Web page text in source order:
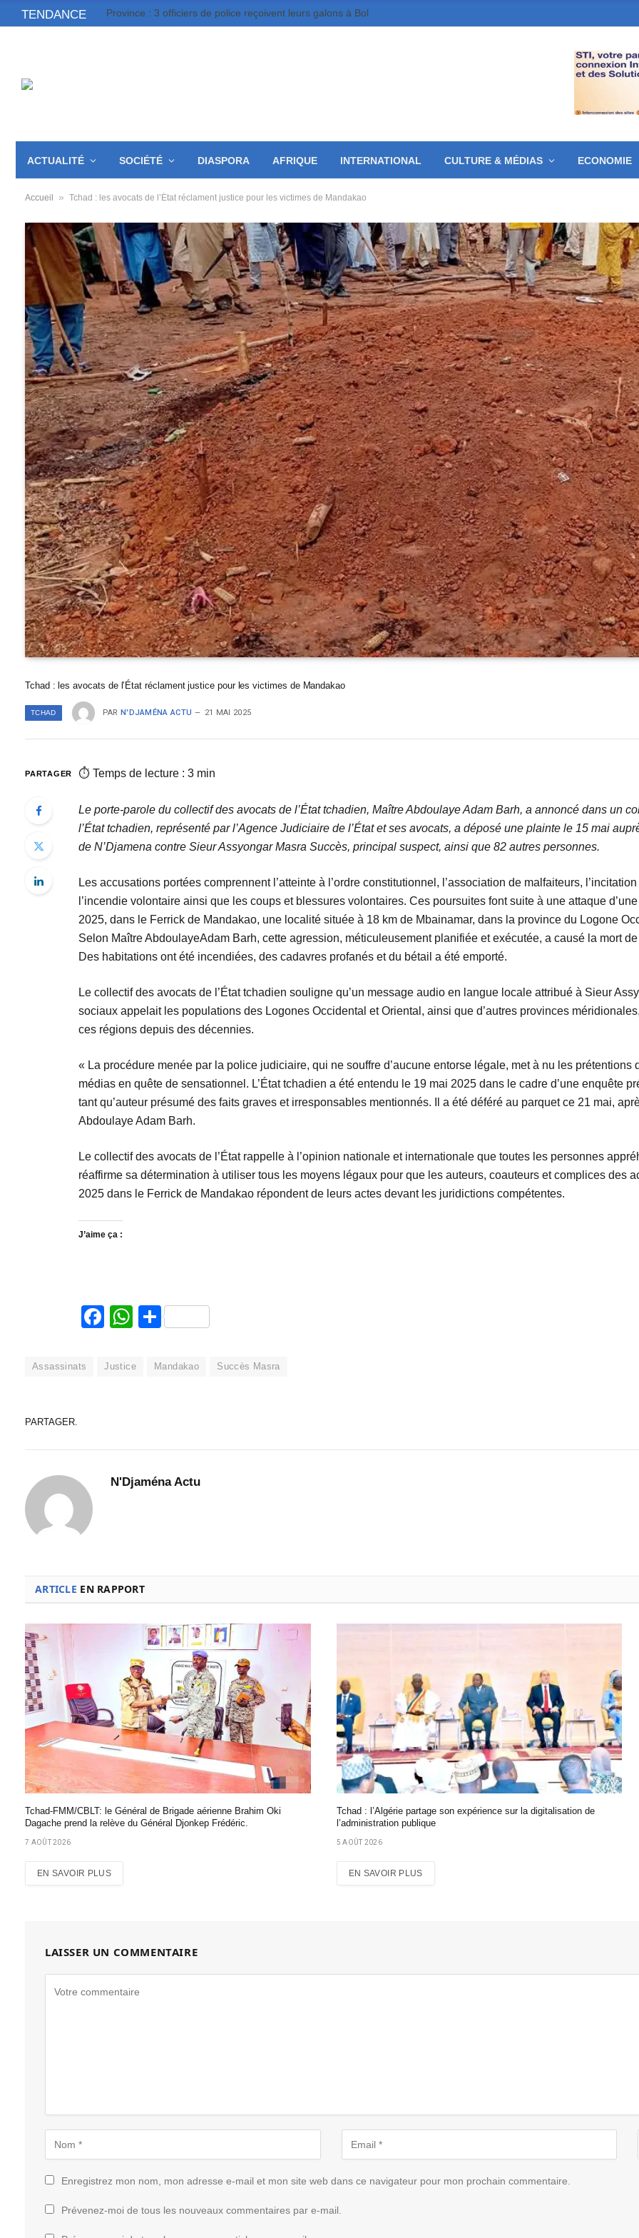
TENDANCE Province : 3 officiers de police reçoivent leurs galons à Bol
ACTUALITÉ SOCIÉTÉ DIASPORA AFRIQUE INTERNATIONAL CULTURE & MÉDIAS ECONOMIE
Accueil » Tchad : les avocats de l’État réclament justice pour les victimes de Mandakao
Tchad : les avocats de l’État réclament justice pour les victimes de Mandakao
TCHAD PAR N'DJAMÉNA ACTU 21 MAI 2025
PARTAGER ⏱ Temps de lecture : 3 min
Le porte-parole du collectif des avocats de l’État tchadien, Maître Abdoulaye Adam Barh, a annoncé dans un
l’État tchadien, représenté par l’Agence Judiciaire de l’État et ses avocats, a déposé une plainte le 15 mai
de N’Djamena contre Sieur Assyongar Masra Succès, principal suspect, ainsi que 82 autres personnes.
Les accusations portées comprennent l’atteinte à l’ordre constitutionnel, l’association de malfaiteurs,
l’incendie volontaire ainsi que les coups et blessures volontaires. Ces poursuites font suite à une attaque
2025, dans le Ferrick de Mandakao, une localité située à 18 km de Mbainamar, dans la province du Logone
Selon Maître AbdoulayeAdam Barh, cette agression, méticuleusement planifiée et exécutée, a causé la mort
Des habitations ont été incendiées, des cadavres profanés et du bétail a été emporté.
Le collectif des avocats de l’État tchadien souligne qu’un message audio en langue locale attribué à Sieur
sociaux appelait les populations des Logones Occidental et Oriental, ainsi que d’autres provinces
ces régions depuis des décennies.
« La procédure menée par la police judiciaire, qui ne souffre d’aucune entorse légale, met à nu les
médias en quête de sensationnel. L’État tchadien a été entendu le 19 mai 2025 dans le cadre d’une enquête
tant qu’auteur présumé des faits graves et irresponsables mentionnés. Il a été déféré au parquet ce 21 mai,
Abdoulaye Adam Barh.
Le collectif des avocats de l’État rappelle à l’opinion nationale et internationale que toutes les personnes
réaffirme sa détermination à utiliser tous les moyens légaux pour que les auteurs, coauteurs et complices des
2025 dans le Ferrick de Mandakao répondent de leurs actes devant les juridictions compétentes.
J’aime ça :
Facebook
WhatsApp
Partager
Assassinats Justice Mandakao Succès Masra
PARTAGER.
N'Djaména Actu
ARTICLE EN RAPPORT
Tchad-FMM/CBLT: le Général de Brigade aérienne Brahim Oki
Dagache prend la relève du Général Djonkep Frédéric.
7 AOÛT 2026
EN SAVOIR PLUS
Tchad : l’Algérie partage son expérience sur la digitalisation de
l’administration publique
5 AOÛT 2026
EN SAVOIR PLUS
LAISSER UN COMMENTAIRE
Enregistrez mon nom, mon adresse e-mail et mon site web dans ce navigateur pour mon prochain commentaire.
Prévenez-moi de tous les nouveaux commentaires par e-mail.